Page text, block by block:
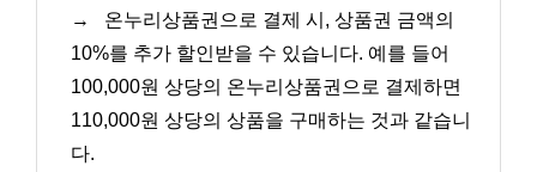
→
온누리상품권으로 결제 시, 상품권 금액의
10%를 추가 할인받을 수 있습니다. 예를 들어
100,000원 상당의 온누리상품권으로 결제하면
110,000원 상당의 상품을 구매하는 것과 같습니
다.